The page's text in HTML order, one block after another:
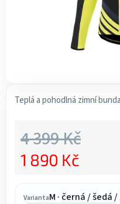
Teplá a pohodlná zimní
VariantaM · černá / šedá
4 399 Kč
1 890 Kč